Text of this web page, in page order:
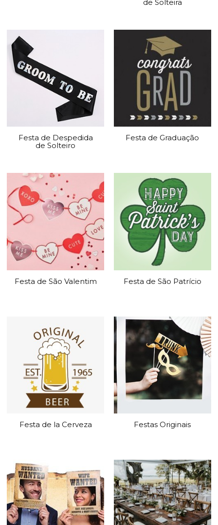
de Solteira
Festa de Despedida
de Solteiro
Festa de Graduação
Festa de São Valentim Festa de São Patrício
Festa de la Cerveza Festas Originais